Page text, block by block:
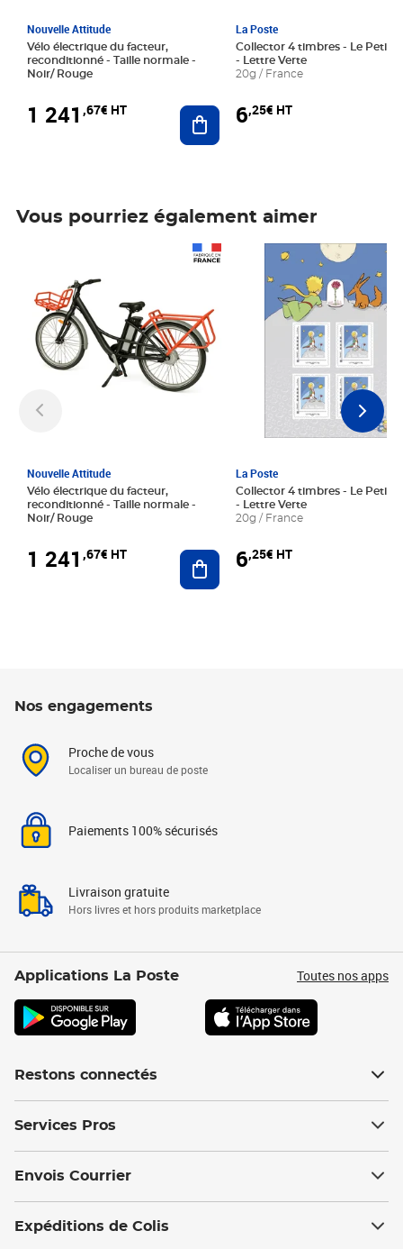
Nouvelle Attitude
Vélo électrique du facteur,
reconditionné - Taille normale -
Noir/ Rouge
1 241 ,67€ HT Ajouter au panier
La Poste
Collector 4 timbres - Le Petit
- Lettre Verte
20g / France
6,25€ HT
Vous pourriez également aimer
Nouvelle Attitude
Vélo électrique du facteur,
reconditionné - Taille normale -
Noir/ Rouge
1 241 ,67€ HT Ajouter au panier
La Poste
Collector 4 timbres - Le Petit
- Lettre Verte
20g / France
6,25€ HT
Prix 6,25€ HT
Nos engagements
Proche de vous
Localiser un bureau de poste
Paiements 100% sécurisés
Livraison gratuite
Hors livres et hors produits marketplace
Applications La Poste Toutes nos apps
Restons connectés
Services Pros
Envois Courrier
Expéditions de Colis